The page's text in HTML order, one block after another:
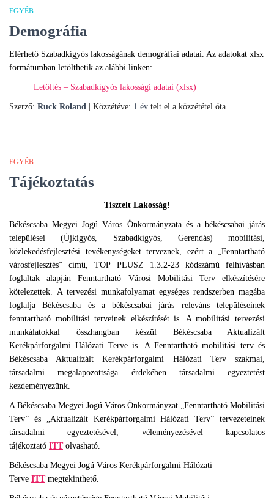
EGYÉB
Demográfia
Elérhető Szabadkígyós lakosságának demográfiai adatai. Az adatokat xlsx
formátumban letölthetik az alábbi linken:
Letöltés – Szabadkígyós lakossági adatai (xlsx)
Szerző: Ruck Roland | Közzétéve: 1 év telt el a közzététel óta
EGYÉB
Tájékoztatás
Tisztelt Lakosság!
Békéscsaba Megyei Jogú Város Önkormányzata és a békéscsabai járás
települései (Újkígyós, Szabadkígyós, Gerendás) mobilitási,
közlekedésfejlesztési tevékenységeket terveznek, ezért a „Fenntartható
városfejlesztés” című, TOP PLUSZ 1.3.2-23 kódszámú felhívásban
foglaltak alapján Fenntartható Városi Mobilitási Terv elkészítésére
kötelezettek. A tervezési munkafolyamat egységes rendszerben magába
foglalja Békéscsaba és a békéscsabai járás releváns településeinek
fenntartható mobilitási terveinek elkészítését is. A mobilitási tervezési
munkálatokkal összhangban készül Békéscsaba Aktualizált
Kerékpárforgalmi Hálózati Terve is. A Fenntartható mobilitási terv és
Békéscsaba Aktualizált Kerékpárforgalmi Hálózati Terv szakmai,
társadalmi megalapozottsága érdekében társadalmi egyeztetést
kezdeményezünk.
A Békéscsaba Megyei Jogú Város Önkormányzat „Fenntartható Mobilitási
Terv” és „Aktualizált Kerékpárforgalmi Hálózati Terv” tervezeteinek
társadalmi egyeztetésével, véleményezésével kapcsolatos
tájékoztató ITT olvasható.
Békéscsaba Megyei Jogú Város Kerékpárforgalmi Hálózati
Terve ITT megtekinthető.